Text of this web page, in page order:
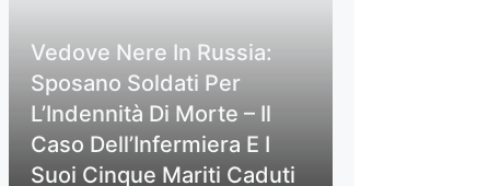
Vedove Nere In Russia:
Sposano Soldati Per
L’Indennità Di Morte – Il
Caso Dell’Infermiera E I
Suoi Cinque Mariti Caduti